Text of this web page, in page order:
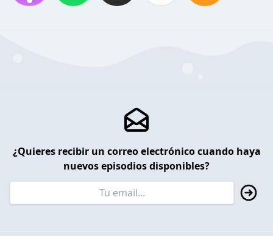
¿Quieres recibir un correo electrónico cuando haya
nuevos episodios disponibles?